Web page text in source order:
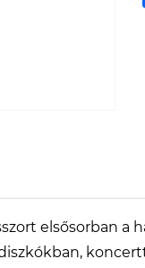
elsősorban a